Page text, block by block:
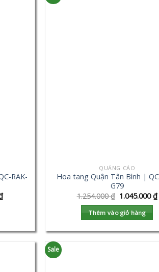
RAK-
QUẢNG CÁO
Hoa tang Quận Tân Bình |
G79
1.254.000₫ 1.045.000₫
Thêm vào giỏ hàng
Sale